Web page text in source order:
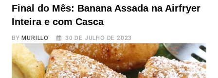
Final do Mês: Banana Assada na Airfryer
Inteira e com Casca
BY MURILLO 30 DE JULHO DE 2023
Sobremesa Fácil e Econômica para o Final do Mês:
Banana Assada na Airfryer Inteira e com Casca. A receita